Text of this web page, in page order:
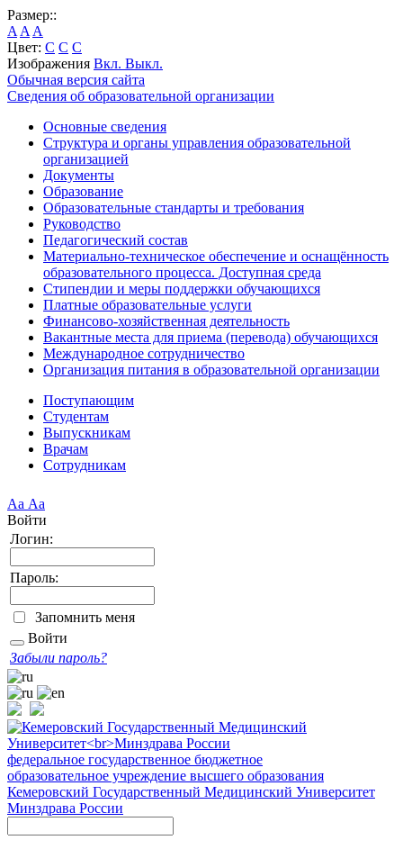
Размер::
A A A
Цвет: C C C
Изображения Вкл. Выкл.
Обычная версия сайта
Сведения об образовательной организации
Основные сведения
Структура и органы управления образовательной
организацией
Документы
Образование
Образовательные стандарты и требования
Руководство
Педагогический состав
Материально-техническое обеспечение и оснащённость
образовательного процесса. Доступная среда
Стипендии и меры поддержки обучающихся
Платные образовательные услуги
Финансово-хозяйственная деятельность
Вакантные места для приема (перевода) обучающихся
Международное сотрудничество
Организация питания в образовательной организации
Поступающим
Студентам
Выпускникам
Врачам
Сотрудникам
Аа Аа
Войти
Логин:
Пароль:
Запомнить меня
Войти
Забыли пароль?
федеральное государственное бюджетное
образовательное учреждение высшего образования
Кемеровский Государственный Медицинский Университет
Минздрава России